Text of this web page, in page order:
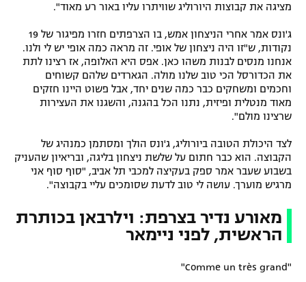
מציגה את קבוצות היורוליג שוויתרו עליו באור רע מאוד".
ג'ונס אמר אחרי הניצחון אמש, בו הצרפתים חזרו מפיגור של 19
נקודות, ש"זו היה ניצחון של אופי. זה מראה כמה אופי יש לי ולנו.
אנחנו מנסים לבנות משהו כאן. אפס היא האלופה, אז רצינו לתת
את הכדורסל הכי טוב שלנו מולה. הגארדים שלהם קשוחים
וחכמים ומשחקים כבר כמה שנים יחד, אבל פשוט היינו חזקים
מאוד מנטלית ופיזית, נתנו הכל בהגנה, והשגנו את העצירות
שרצינו מולם".
לצד היכולת הטובה ביורוליג, ג'ונס הולך ומסתמן כמנהיג של
הקבוצה. הוא כבר חתום על שלשת ניצחון בליגה, ובריאיון שהעניק
בשבוע שעבר אמר ספק בעקיצה למכבי תל אביב, "סוף סוף אני
מרגיש מוערך. עושה לי טוב לדעת שסומכים עליי בקבוצה".
מאורע נדיר בצרפת: וילרבאן בכותרת
הראשית, לפני ניימאר
"Comme un très grand"